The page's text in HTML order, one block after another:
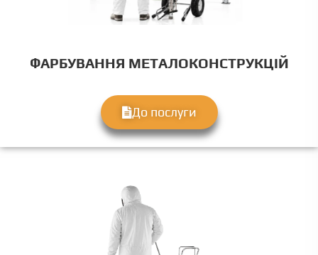
ФАРБУВАННЯ МЕТАЛОКОНСТРУКЦІЙ
До послуги